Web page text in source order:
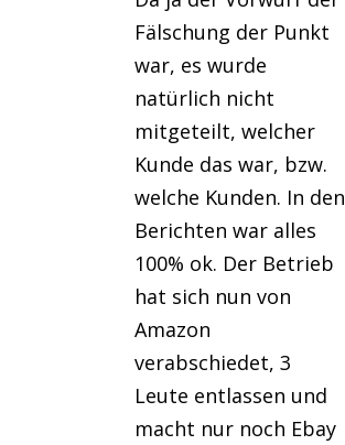
Fälschung der Punkt
war, es wurde
natürlich nicht
mitgeteilt, welcher
Kunde das war, bzw.
welche Kunden. In den
Berichten war alles
100% ok. Der Betrieb
hat sich nun von
Amazon
verabschiedet, 3
Leute entlassen und
macht nur noch Ebay